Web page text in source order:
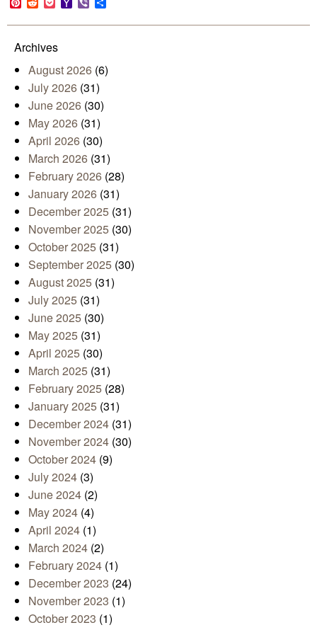
Mail
Archives
August 2026 (6)
July 2026 (31)
June 2026 (30)
May 2026 (31)
April 2026 (30)
March 2026 (31)
February 2026 (28)
January 2026 (31)
December 2025 (31)
November 2025 (30)
October 2025 (31)
September 2025 (30)
August 2025 (31)
July 2025 (31)
June 2025 (30)
May 2025 (31)
April 2025 (30)
March 2025 (31)
February 2025 (28)
January 2025 (31)
December 2024 (31)
November 2024 (30)
October 2024 (9)
July 2024 (3)
June 2024 (2)
May 2024 (4)
April 2024 (1)
March 2024 (2)
February 2024 (1)
December 2023 (24)
November 2023 (1)
October 2023 (1)